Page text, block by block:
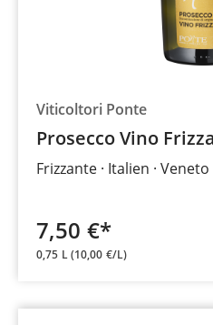
Viticoltori Ponte
Prosecco Vino
Frizzante Italien Veneto
7,50 €*
0,75 L(10,00 €/L)